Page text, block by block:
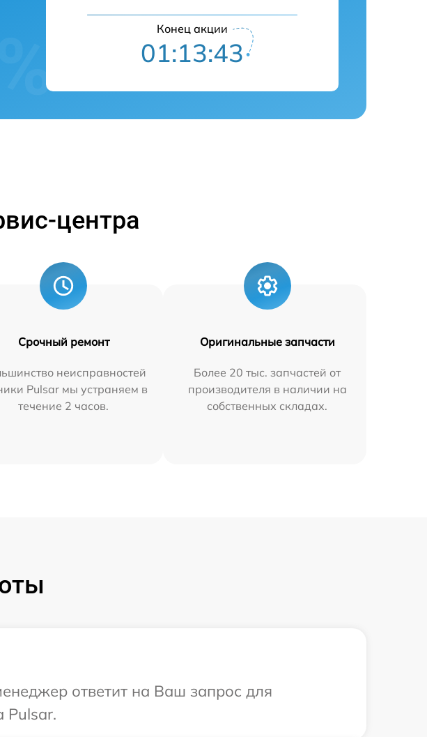
Конец акции
01:13:42
центра
Срочный ремонт
неисправностей
Pulsar мы устраняем в
течение 2 часов.
Оригинальные запчасти
Более 20 тыс. запчастей от
производителя в наличии на
собственных складах.
ответит на Ваш запрос для
Pulsar.